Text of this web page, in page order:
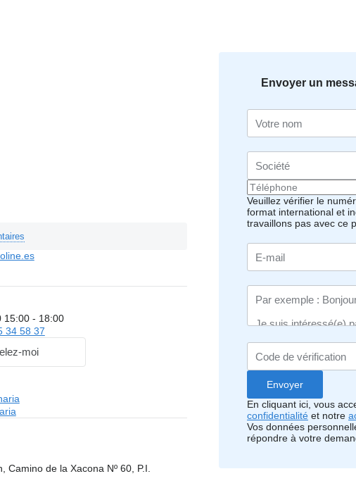
15:00 - 18:00
34 58 37
moi
Camino de la Xacona Nº 60, P.I.
Envoyer un
Veuillez vérifier le
format international et
travaillons pas avec ce
En cliquant ici, vous
confidentialité et notre
Vos données
répondre à votre